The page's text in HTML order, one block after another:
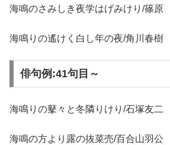
海鳴のさみしき夜学はげみけり/篠原
海鳴りの遙けく白し年の夜/角川春樹
俳句例:41句目～
海鳴りの鼕々と冬隣りけり/石塚友二
海鳴の方より露の抜菜売/百合山羽公